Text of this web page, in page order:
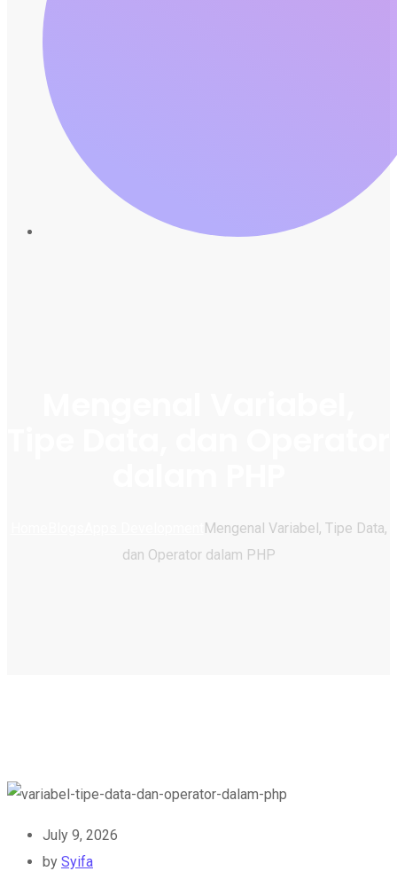
Mengenal Variabel, Tipe Data,
dan Operator dalam PHP
July 9, 2026
by Syifa